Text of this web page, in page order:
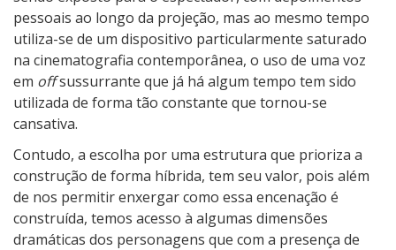
pessoais ao longo da projeção, mas ao mesmo tempo
utiliza-se de um dispositivo particularmente saturado
na cinematografia contemporânea, o uso de uma voz
em offsussurrante que já há algum tempo tem sido
utilizada de forma tão constante que tornou-se
cansativa.
Contudo, a escolha por uma estrutura que prioriza a
construção de forma híbrida, tem seu valor, pois além
de nos permitir enxergar como essa encenação é
construída, temos acesso à algumas dimensões
dramáticas dos personagens que com a presença de